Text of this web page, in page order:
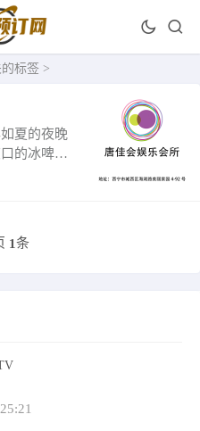
标签 >
夏的夜晚
的冰啤
心，终于
1条